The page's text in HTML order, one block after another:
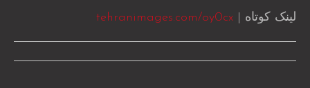
لینک کوتاه | tehranimages.com/oy0cx